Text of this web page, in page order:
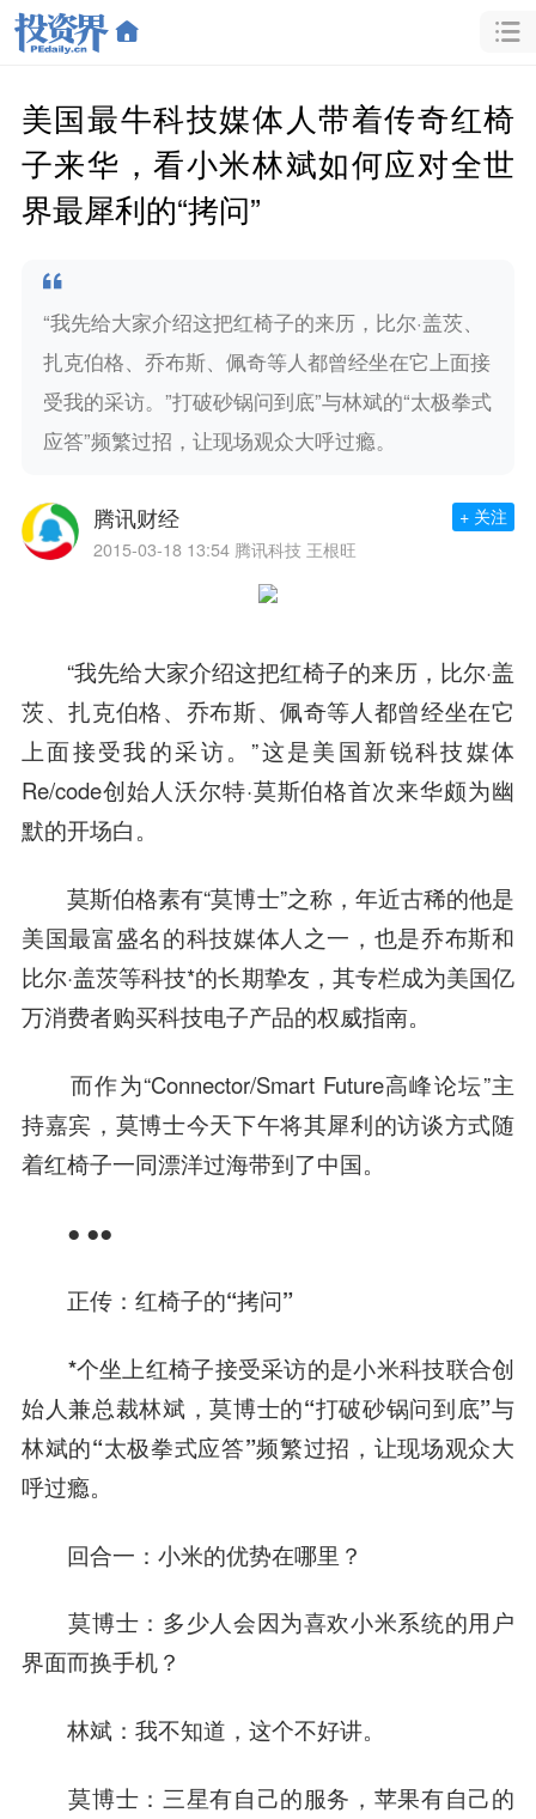
美国最牛科技媒体人带着传奇红椅
子来华，看小米林斌如何应对全世
界最犀利的“拷问”
“我先给大家介绍这把红椅子的来历，比尔·盖茨、
扎克伯格、乔布斯、佩奇等人都曾经坐在它上面接
受我的采访。”打破砂锅问到底”与林斌的“太极拳式
应答”频繁过招，让现场观众大呼过瘾。
腾讯财经
2015-03-18 13:54 腾讯科技 王根旺
+ 关注
“我先给大家介绍这把红椅子的来历，比尔·盖
茨、扎克伯格、乔布斯、佩奇等人都曾经坐在它
上面接受我的采访。”这是美国新锐科技媒体
Re/code创始人沃尔特·莫斯伯格首次来华颇为幽
默的开场白。
莫斯伯格素有“莫博士”之称，年近古稀的他是
美国最富盛名的科技媒体人之一，也是乔布斯和
比尔·盖茨等科技*的长期挚友，其专栏成为美国亿
万消费者购买科技电子产品的权威指南。
而作为“Connector/Smart Future高峰论坛”主
持嘉宾，莫博士今天下午将其犀利的访谈方式随
着红椅子一同漂洋过海带到了中国。
● ●●
正传：红椅子的“拷问”
*个坐上红椅子接受采访的是小米科技联合创
始人兼总裁林斌，莫博士的“打破砂锅问到底”与
林斌的“太极拳式应答”频繁过招，让现场观众大
呼过瘾。
回合一：小米的优势在哪里？
莫博士： 多少人会因为喜欢小米系统的用户
界面而换手机？
林斌： 我不知道，这个不好讲。
莫博士： 三星有自己的服务，苹果有自己的